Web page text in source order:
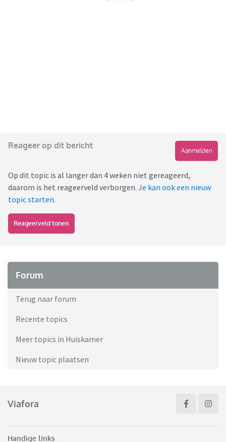
Reageer op dit bericht
Aanmelden
Op dit topic is al langer dan 4 weken niet gereageerd,
daarom is het reageerveld verborgen. Je kan ook een nieuw
topic starten.
Reageerveld tonen
Forum
Terug naar forum
Recente topics
Meer topics in Huiskamer
Nieuw topic plaatsen
Viafora
Handige links